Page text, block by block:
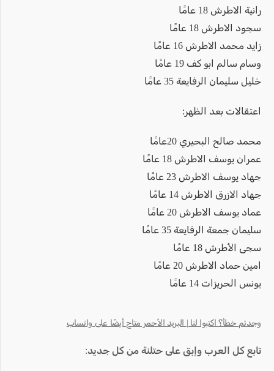
رانية الاطرش 18 عامًا
سجود الاطرش 18 عامًا
زايد محمد الاطرش 16 عامًا
وسام سالم ابو كف 19 عامًا
خليل سليمان الرفايعة 35 عامًا
اعتقالات بعد الظهر:
محمد صالح البحيري 20عامًا
عمران يوسف الاطرش 18 عامًا
جهاد يوسف الاطرش 23 عامًا
جهاد الازرق الاطرش 14 عامًا
عماد يوسف الاطرش 20 عامًا
سليمان جمعة الرفايعة 35 عامًا
سجى الأطرش 18 عامًا
امين حماد الاطرش 20 عامًا
يونس الحريزات 14 عامًا
وجدتم خطأ؟ اكتبوا لنا | البريد الأحمر متاح أيضًا على واتساب
تابع كل العرب وإبق على حتلنة من كل جديد: